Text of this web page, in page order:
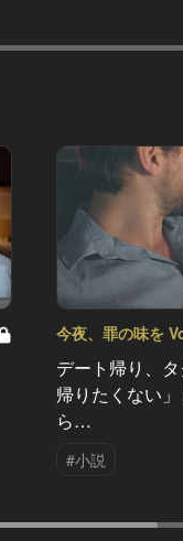
今夜、罪の味を
デート帰り、
帰りたくない
ら…
#小説